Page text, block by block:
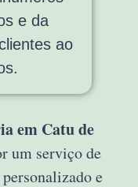
e da
ao
em Catu de
um serviço de
e